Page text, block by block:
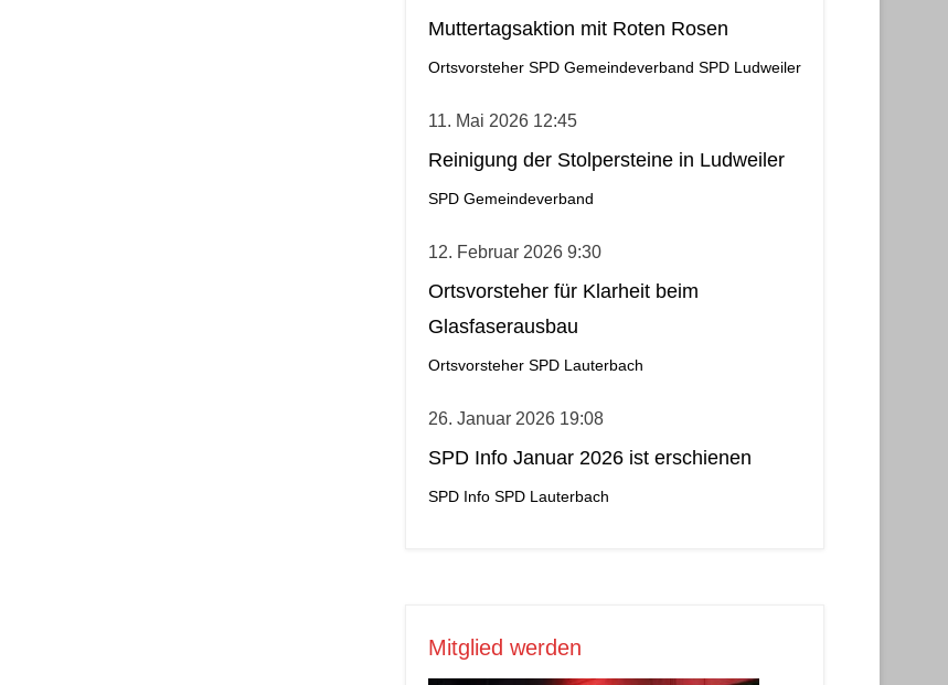
Muttertagsaktion mit Roten Rosen
Ortsvorsteher SPD Gemeindeverband SPD Ludweiler
11. Mai 2026 12:45
Reinigung der Stolpersteine in Ludweiler
SPD Gemeindeverband
12. Februar 2026 9:30
Ortsvorsteher für Klarheit beim
Glasfaserausbau
Ortsvorsteher SPD Lauterbach
26. Januar 2026 19:08
SPD Info Januar 2026 ist erschienen
SPD Info SPD Lauterbach
Mitglied werden